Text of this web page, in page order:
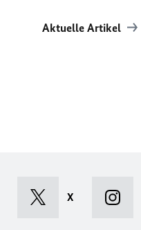
Aktuelle Artikel
X